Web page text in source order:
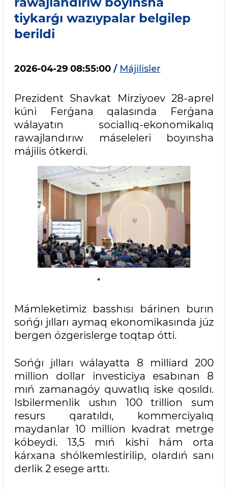
tiykarǵı wazıypalar belgilep
berildi
2026-04-29 08:55:00 / Májilisler
Prezident Shavkat Mirziyoev 28-aprel
kúni Ferǵana qalasında Ferǵana
wálayatın sociallıq-ekonomikalıq
rawajlandırıw máseleleri boyınsha
májilis ótkerdi.
Mámleketimiz basshısı bárinen burın
sońǵı jılları aymaq ekonomikasında júz
bergen ózgerislerge toqtap ótti.
Sońǵı jılları wálayatta 8 milliard 200
million dollar investiciya esabınan 8
mıń zamanagóy quwatlıq iske qosıldı.
Isbilermenlik ushın 100 trillion sum
resurs qaratıldı, kommerciyalıq
maydanlar 10 million kvadrat metrge
kóbeydi. 13,5 mıń kishi hám orta
kárxana shólkemlestirilip, olardıń sanı
derlik 2 esege arttı.